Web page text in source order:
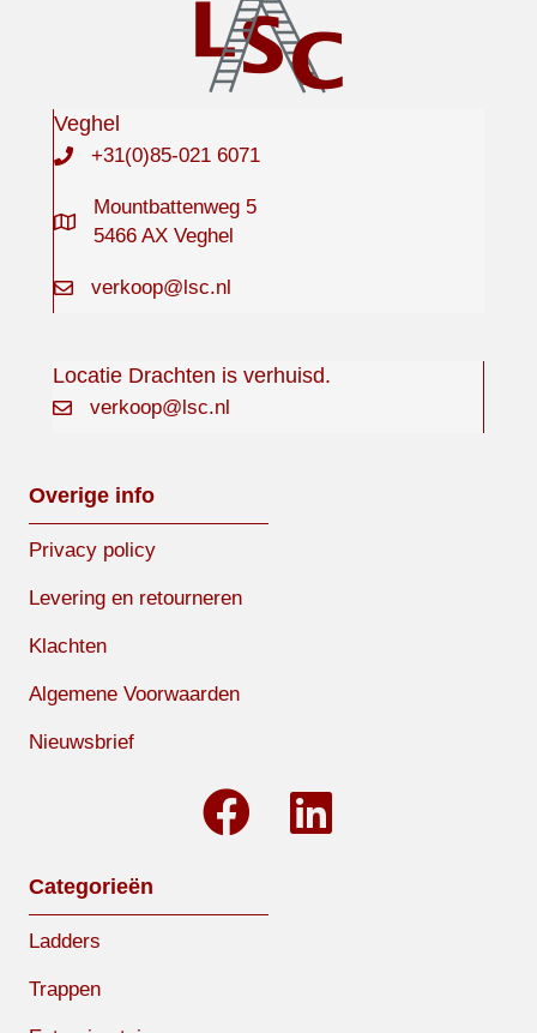
Veghel
+31(0)85-021 6071
Mountbattenweg 5
5466 AX Veghel
verkoop@lsc.nl
Locatie Drachten is verhuisd.
verkoop@lsc.nl
Overige info
Privacy policy
Levering en retourneren
Klachten
Algemene Voorwaarden
Nieuwsbrief
Categorieën
Ladders
Trappen